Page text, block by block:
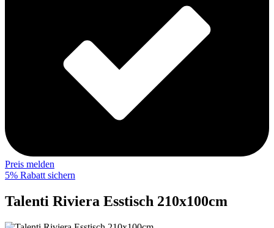
Preis melden
5% Rabatt sichern
Talenti Riviera Esstisch 210x100cm